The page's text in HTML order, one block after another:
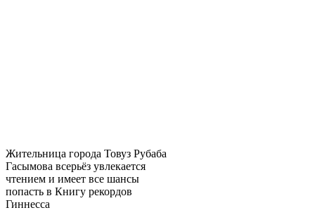
Жительница города Товуз Рубаба
Гасымова всерьёз увлекается
чтением и имеет все шансы
попасть в Книгу рекордов
Гиннесса